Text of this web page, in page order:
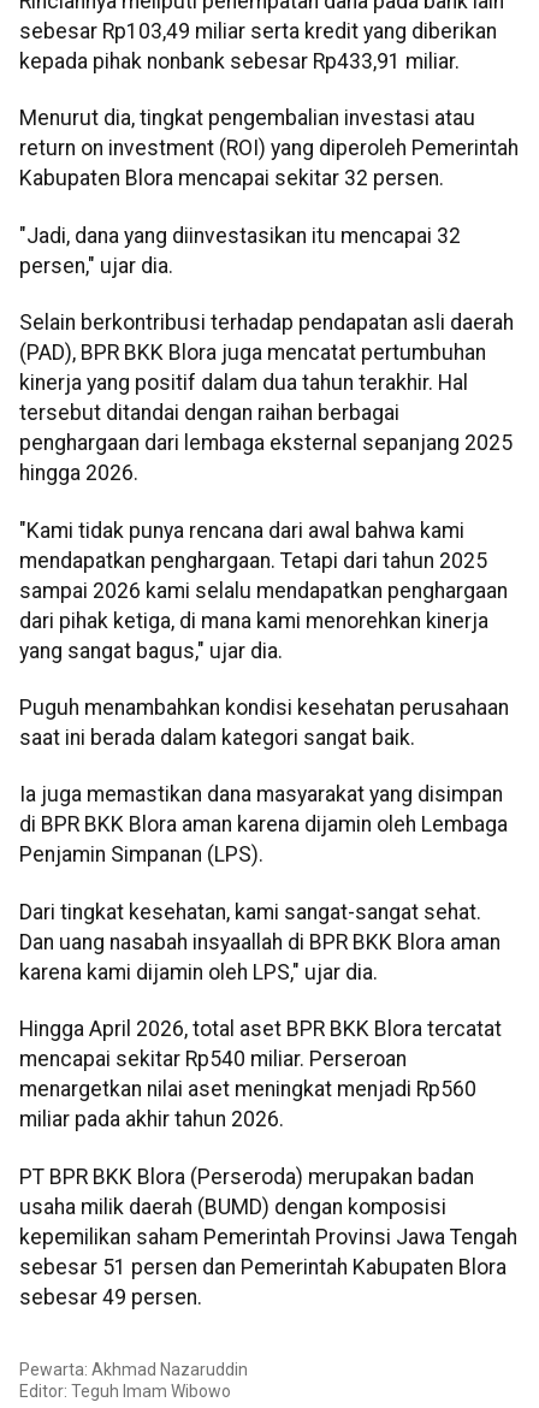
sebesar Rp103,49 miliar serta kredit yang diberikan
kepada pihak nonbank sebesar Rp433,91 miliar.
Menurut dia, tingkat pengembalian investasi atau
return on investment (ROI) yang diperoleh Pemerintah
Kabupaten Blora mencapai sekitar 32 persen.
"Jadi, dana yang diinvestasikan itu mencapai 32
persen," ujar dia.
Selain berkontribusi terhadap pendapatan asli daerah
(PAD), BPR BKK Blora juga mencatat pertumbuhan
kinerja yang positif dalam dua tahun terakhir. Hal
tersebut ditandai dengan raihan berbagai
penghargaan dari lembaga eksternal sepanjang 2025
hingga 2026.
"Kami tidak punya rencana dari awal bahwa kami
mendapatkan penghargaan. Tetapi dari tahun 2025
sampai 2026 kami selalu mendapatkan penghargaan
dari pihak ketiga, di mana kami menorehkan kinerja
yang sangat bagus," ujar dia.
Puguh menambahkan kondisi kesehatan perusahaan
saat ini berada dalam kategori sangat baik.
Ia juga memastikan dana masyarakat yang disimpan
di BPR BKK Blora aman karena dijamin oleh Lembaga
Penjamin Simpanan (LPS).
Dari tingkat kesehatan, kami sangat-sangat sehat.
Dan uang nasabah insyaallah di BPR BKK Blora aman
karena kami dijamin oleh LPS," ujar dia.
Hingga April 2026, total aset BPR BKK Blora tercatat
mencapai sekitar Rp540 miliar. Perseroan
menargetkan nilai aset meningkat menjadi Rp560
miliar pada akhir tahun 2026.
PT BPR BKK Blora (Perseroda) merupakan badan
usaha milik daerah (BUMD) dengan komposisi
kepemilikan saham Pemerintah Provinsi Jawa Tengah
sebesar 51 persen dan Pemerintah Kabupaten Blora
sebesar 49 persen.
Pewarta: Akhmad Nazaruddin
Editor: Teguh Imam Wibowo